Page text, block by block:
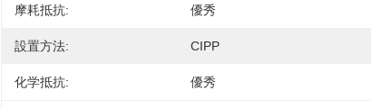
摩耗抵抗: 優秀
設置方法: CIPP
化学抵抗: 優秀